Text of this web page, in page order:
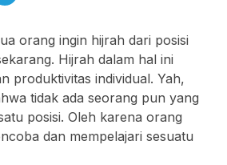
orang ingin hijrah dari posisi
Hijrah dalam hal ini
produktivitas individual. Yah,
tidak ada seorang pun yang
posisi. Oleh karena orang
dan mempelajari sesuatu